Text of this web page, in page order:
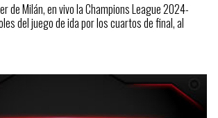
de Milán, en vivo la Champions League 2024-
del juego de ida por los cuartos de final, al